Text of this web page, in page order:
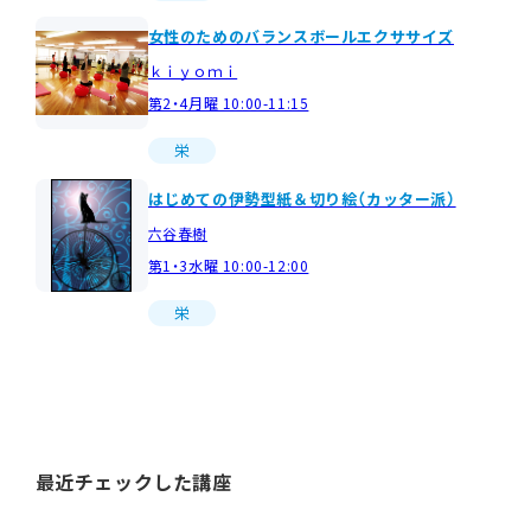
女性のためのバランスボールエクササイズ
ｋｉｙｏｍｉ
第2・4月曜 10:00-11:15
栄
はじめての伊勢型紙＆切り絵（カッター派）
六谷春樹
第1・3水曜 10:00-12:00
栄
最近チェックした講座